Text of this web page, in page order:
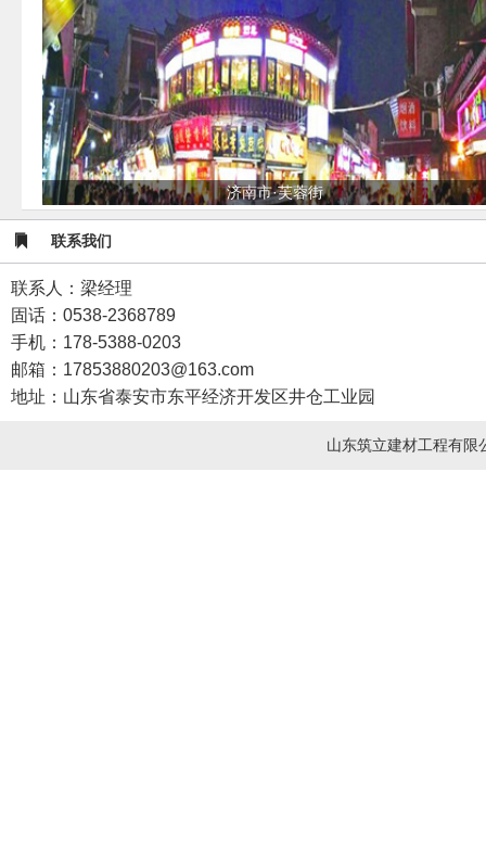
济南市·芙蓉街
联系我们
联系人：梁经理
固话：0538-2368789
手机：178-5388-0203
邮箱：17853880203@163.com
地址：山东省泰安市东平经济开发区井仓工业园
山东筑立建材工程有